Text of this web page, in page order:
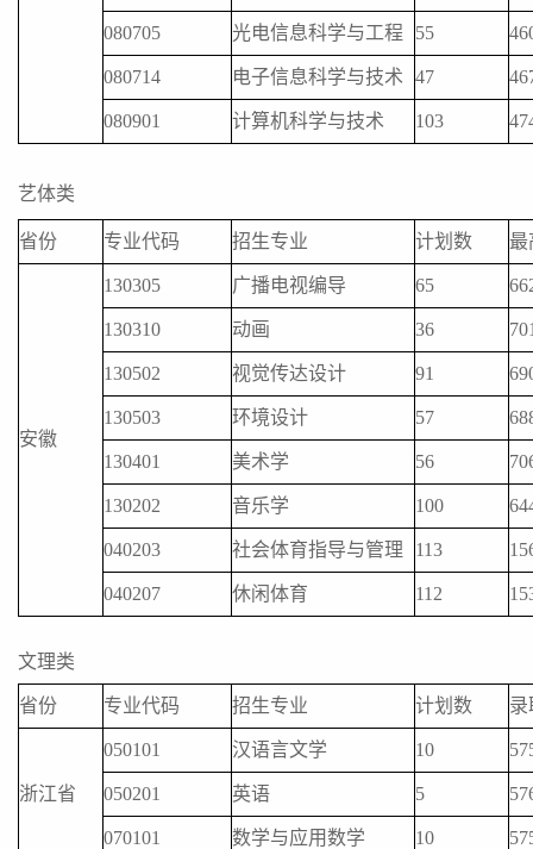
080705 光电信息科学与工程 55
080714 电子信息科学与技术 47
080901 计算机科学与技术 103
艺体类
省份 专业代码 招生专业 计划数 最
安徽
130305 广播电视编导 65
130310 动画 36
130502 视觉传达设计 91
130503 环境设计 57
130401 美术学 56
130202 音乐学 100
040203 社会体育指导与管理 113
040207 休闲体育 112
文理类
省份 专业代码 招生专业 计划数 录
浙江省
050101 汉语言文学 10
050201 英语 5
070101 数学与应用数学 10